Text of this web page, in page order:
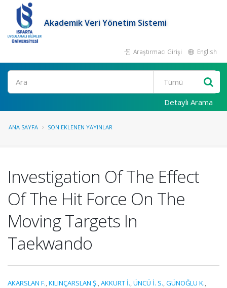
Akademik Veri Yönetim Sistemi
Araştırmacı Girişi English
Ara
Detaylı Arama
ANA SAYFA SON EKLENEN YAYINLAR
Investigation Of The Effect
Of The Hit Force On The
Moving Targets In
Taekwando
AKARSLAN F.,KILINÇARSLAN Ş.,AKKURT İ.,ÜNCÜ İ. S.,GÜNOĞLU K.,